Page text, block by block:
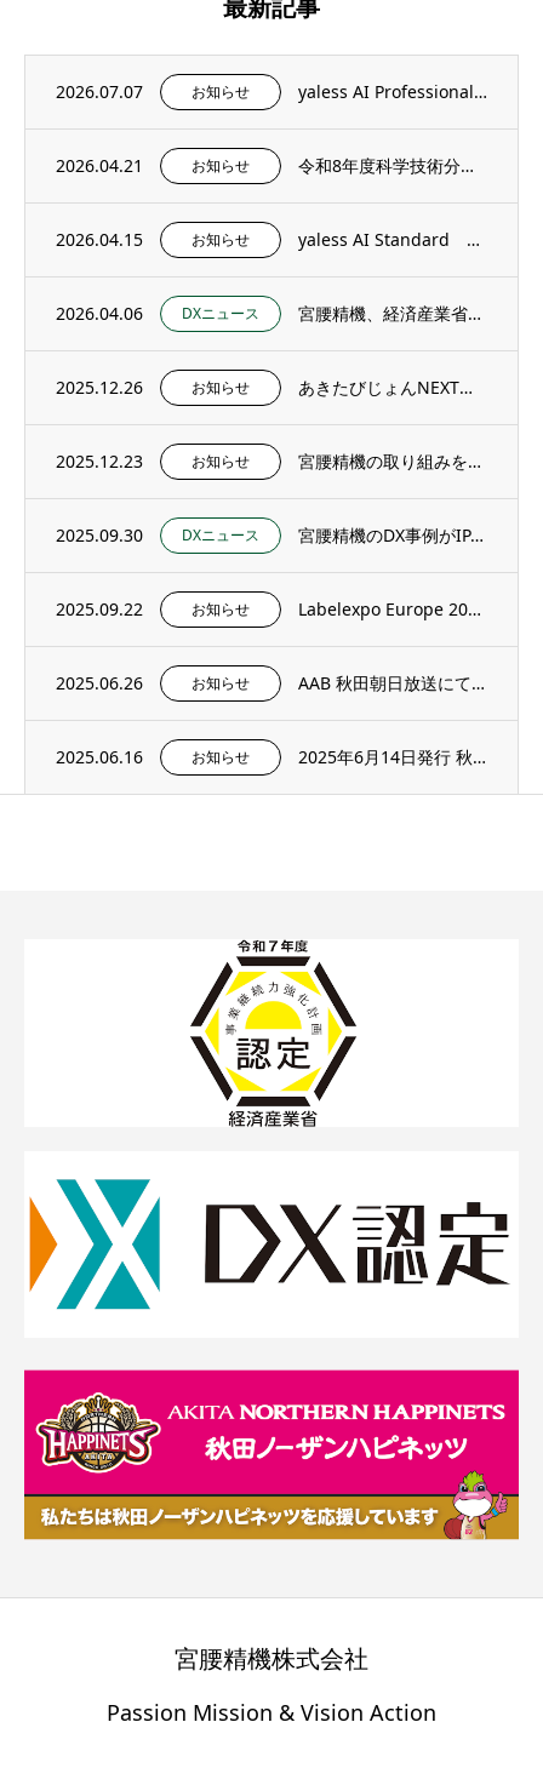
最新記事
2026.07.07 お知らせ yaless AI Professional 導入効果のご紹介
2026.04.21 お知らせ 令和8年度科学技術分野の文部科学大臣表彰 創意工夫功労者賞の受賞について
2026.04.15 お知らせ yaless AI Standard 動作の様子をご紹介します
2026.04.06 DXニュース 宮腰精機、経済産業省の定める「DX認定」の更新を完了
2025.12.26 お知らせ あきたびじょんNEXTにて、宮腰精機のプロフェッショナル人材が紹介されました
2025.12.23 お知らせ 宮腰精機の取り組みを、大仙市太田地域文化講演会にて紹介いたしました
2025.09.30 DXニュース 宮腰精機のDX事例がIPAのデジタル事例データベースに掲載されました
2025.09.22 お知らせ Labelexpo Europe 2025にて、宮腰精機の「yaless AI」シリー...
2025.06.26 お知らせ AAB 秋田朝日放送にて、宮腰精機の「yaless AI」シリーズが紹介されました
2025.06.16 お知らせ 2025年6月14日発行 秋田魁新報にて、宮腰精機の「yaless AI」シリーズが紹...
宮腰精機株式会社
Passion Mission & Vision Action